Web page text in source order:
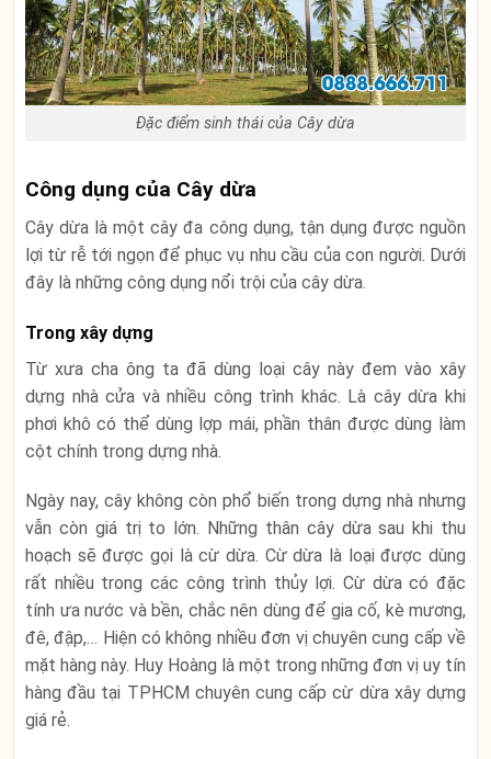
Đặc điểm sinh thái của Cây dừa
Công dụng của Cây dừa
Cây dừa là một cây đa công dụng, tận dụng được nguồn
lợi từ rễ tới ngọn để phục vụ nhu cầu của con người. Dưới
đây là những công dụng nổi trội của cây dừa.
Trong xây dựng
Từ xưa cha ông ta đã dùng loại cây này đem vào xây
dựng nhà cửa và nhiều công trình khác. Là cây dừa khi
phơi khô có thể dùng lợp mái, phần thân được dùng làm
cột chính trong dựng nhà.
Ngày nay, cây không còn phổ biến trong dựng nhà nhưng
vẫn còn giá trị to lớn. Những thân cây dừa sau khi thu
hoạch sẽ được gọi là cừ dừa. Cừ dừa là loại được dùng
rất nhiều trong các công trình thủy lợi. Cừ dừa có đặc
tính ưa nước và bền, chắc nên dùng để gia cố, kè mương,
đê, đập,… Hiện có không nhiều đơn vị chuyên cung cấp về
mặt hàng này. Huy Hoàng là một trong những đơn vị uy tín
hàng đầu tại TPHCM chuyên cung cấp cừ dừa xây dựng
giá rẻ.